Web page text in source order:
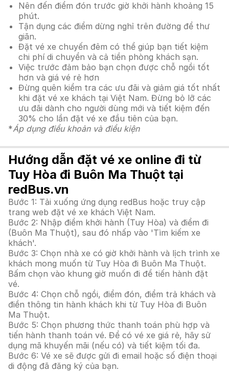
Nên đến điểm đón trước giờ khởi hành khoảng 15
phút.
Tận dụng các điểm dừng nghỉ trên đường để thư
giãn.
Đặt vé xe chuyến đêm có thể giúp bạn tiết kiệm
chi phí di chuyển và cả tiền phòng khách sạn.
Việc trước đảm bảo bạn chọn được chỗ ngồi tốt
hơn và giá vé rẻ hơn
Đừng quên kiểm tra các ưu đãi và giảm giá tốt nhất
khi đặt vé xe khách tại Việt Nam. Đừng bỏ lỡ các
ưu đãi dành cho người dùng mới và tiết kiệm đến
30% cho lần đặt vé xe đầu tiên của bạn.
*Áp dụng điều khoản và điều kiện
Hướng dẫn đặt vé xe online đi từ
Tuy Hòa đi Buôn Ma Thuột tại
redBus.vn
Bước 1: Tải xuống ứng dụng redBus hoặc truy cập
trang web đặt vé xe khách Việt Nam.
Bước 2: Nhập điểm khởi hành (Tuy Hòa) và điểm đi
(Buôn Ma Thuột), sau đó nhấp vào 'Tìm kiếm xe
khách'.
Bước 3: Chọn nhà xe có giờ khởi hành và lịch trình xe
khách mong muốn từ Tuy Hòa đi Buôn Ma Thuột.
Bấm chọn vào khung giờ muốn đi để tiến hành đặt
vé.
Bước 4: Chọn chỗ ngồi, điểm đón, điểm trả khách và
điền thông tin hành khách khi từ Tuy Hòa đi Buôn
Ma Thuột.
Bước 5: Chọn phương thức thanh toán phù hợp và
tiến hành thanh toán vé. Để có vé xe giá rẻ, hãy sử
dụng mã khuyến mãi (nếu có) và tiết kiệm tối đa.
Bước 6: Vé xe sẽ được gửi đi email hoặc số điện thoại
di động đã đăng ký của bạn.